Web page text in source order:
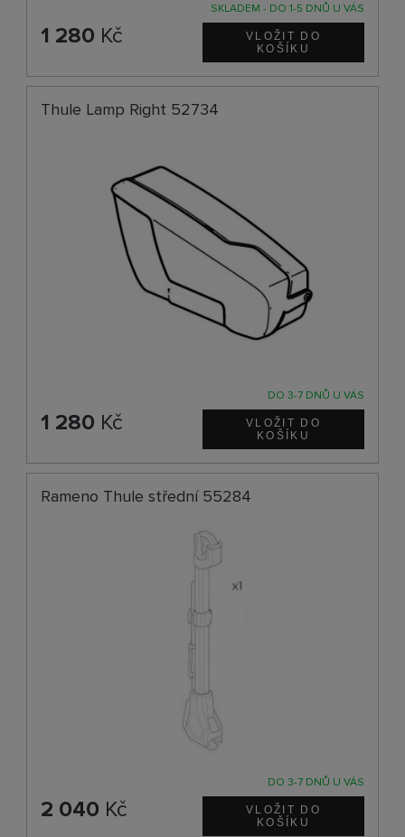
SKLADEM - DO 1-5 DNŮ U VÁS
1 280 Kč
Thule Lamp Right 52734
DO 3-7 DNŮ U VÁS
1 280 Kč
Rameno Thule střední 55284
DO 3-7 DNŮ U VÁS
2 040 Kč